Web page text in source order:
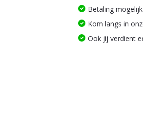
Betaling
Kom langs in
Ook jij verdient